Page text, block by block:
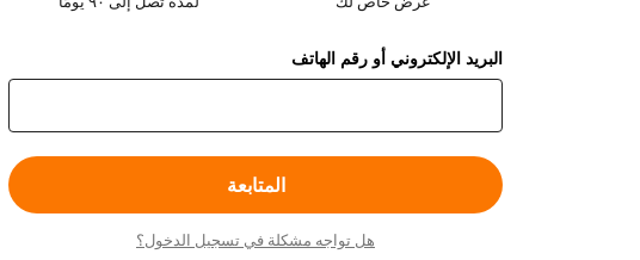
البريد الإلكتروني أو رقم الهاتف
المتابعة
هل تواجه مشكلة في تسجيل الدخول؟